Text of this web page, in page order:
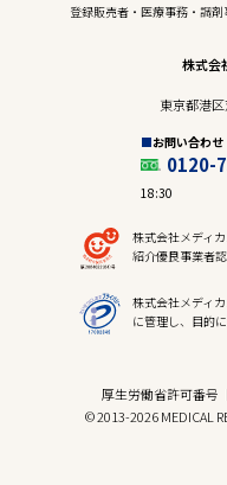
登録販売者・医療事務・調
株式会
東京都港
お問い合わせ
0120-
18:30
株式会社メディ
紹介優良事業者
株式会社メディ
に管理し、目的
厚生労働省許可番号
© 2013-2026 MEDICAL